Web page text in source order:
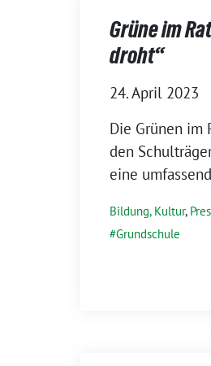
Grüne im
droht“
24. April 2023
Die Grünen im
den
eine
Bildung, Kultur,
Grundschule